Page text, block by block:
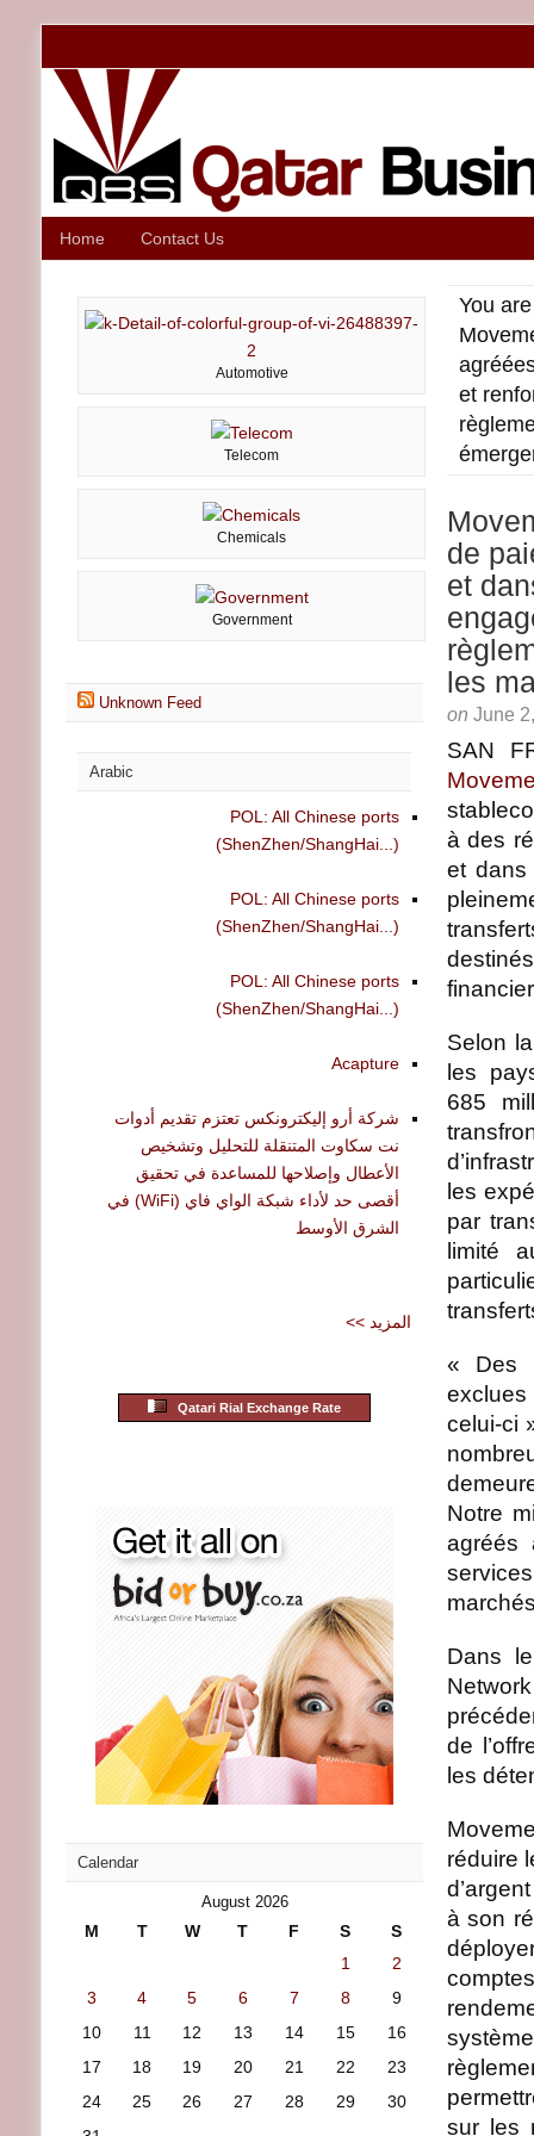
Home Contact Us
You
et
de
et
les
on June
SAN
à des
et dans
Selon
les
685
les
par
limité
« Des
celui-ci
Notre
agréés
Dans
de
les
réduire
à son
sur les
Automotive
Telecom
Chemicals
Government
Unknown Feed
Arabic
POL: All Chinese ports
(ShenZhen/ShangHai...)
POL: All Chinese ports
(ShenZhen/ShangHai...)
POL: All Chinese ports
(ShenZhen/ShangHai...)
Acapture
شركة أرو إليكترونكس تعتزم تقديم أدوات
نت سكاوت المتنقلة للتحليل وتشخيص
الأعطال وإصلاحها للمساعدة في تحقيق
أقصى حد لأداء شبكة الواي فاي (WiFi) في
الشرق الأوسط
<< المزيد
Qatari Rial Exchange Rate
Calendar
August 2026
M T W T F S
S
1
2
3
4 5 6 7 8
9
10
11 12 13 14 15
16
17
18 19 20 21 22
23
24
25 26 27 28 29
30